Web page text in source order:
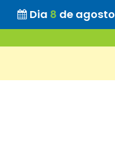
Dia 8 de agosto